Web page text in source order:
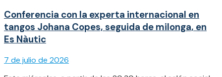
Conferencia con la experta internacional en
tangos Johana Copes, seguida de milonga, en
Es Nàutic
7 de julio de 2026